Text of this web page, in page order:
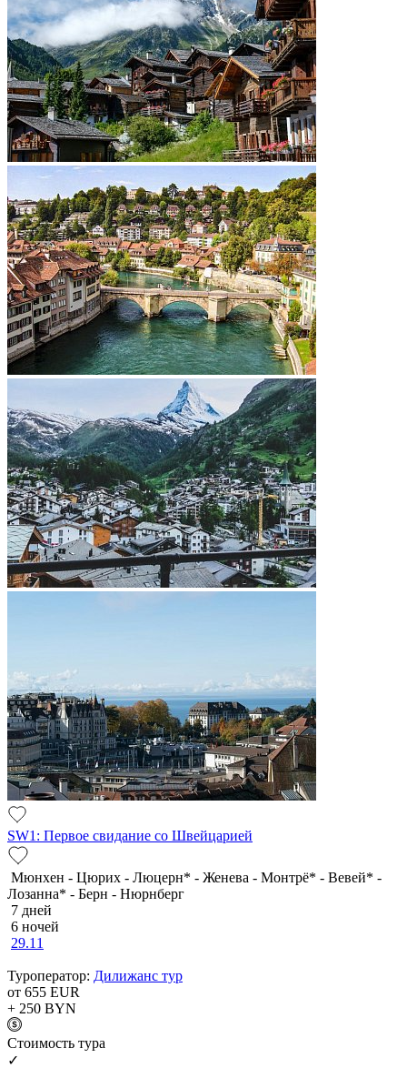
SW1: Первое свидание со Швейцарией
Мюнхен - Цюрих - Люцерн* - Женева - Монтрё* - Вевей* -
Лозанна* - Берн - Нюрнберг
7 дней
6 ночей
29.11
Туроператор: Дилижанс тур
от 655 EUR
+ 250 BYN
Cтоимость тура
✓